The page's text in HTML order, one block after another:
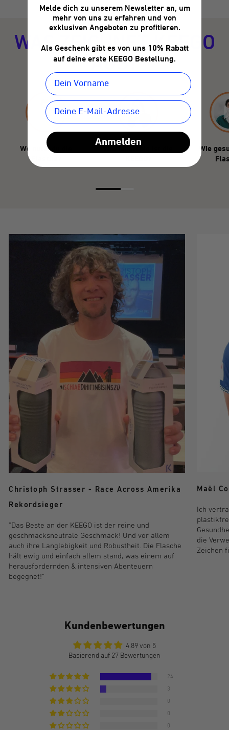
WAS ZEICHNET KEEGO
AUS?
Wo nutzt du die
Flasche?
Wie
Christoph Strasser - Race Across Amerika
Rekordsieger
"Das Beste an der KEEGO ist der reine und
geschmacksneutrale Geschmack! Und vor allem
auch ihre Langlebigkeit und Robustheit. Die Flasche
hält ewig und einfach allem stand, was einem auf
herausfordernden & intensiven Abenteuern
begegnet!"
Maël
Ich
die
Zeichen
Kundenbewertungen
4.89 von 5
Basierend auf 27 Bewertungen
24
3
0
0
0
Melde dich zu unserem Newsletter an, um
mehr von uns zu erfahren und von
exklusiven Angeboten zu profitieren.
Als Geschenk gibt es von uns 10% Rabatt
auf deine erste KEEGO Bestellung.
Anmelden